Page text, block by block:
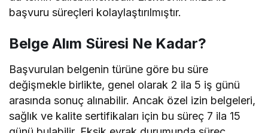
başvuru süreçleri kolaylaştırılmıştır.
Belge Alım Süresi Ne Kadar?
Başvurulan belgenin türüne göre bu süre
değişmekle birlikte, genel olarak 2 ila 5 iş günü
arasında sonuç alınabilir. Ancak özel izin belgeleri,
sağlık ve kalite sertifikaları için bu süreç 7 ila 15